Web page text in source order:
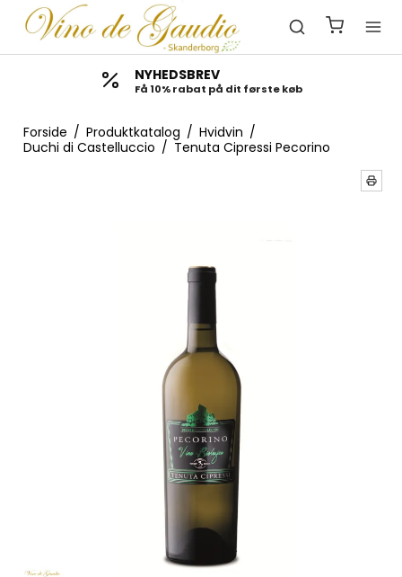
NYHEDSBREV
Få 10% rabat på dit første køb
Forside / Produktkatalog / Hvidvin /
Duchi di Castelluccio / Tenuta Cipressi Pecorino